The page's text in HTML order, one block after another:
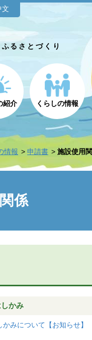
文
るさとづくり
紹介 くらしの情報
情報 申請書 施設使用
係
かみ
みについて【お知らせ】